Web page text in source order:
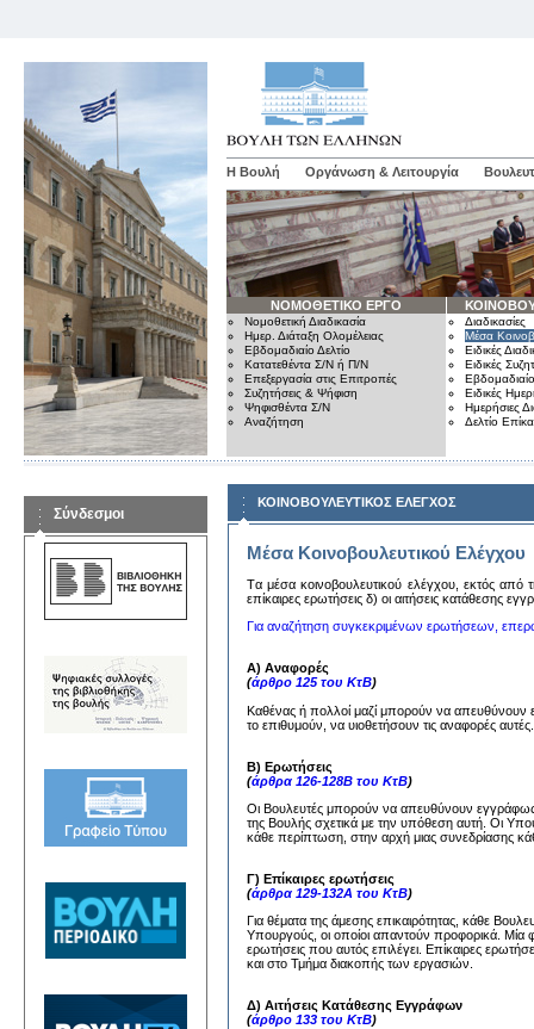
Η Βουλή Οργάνωση & Λειτουργία
ΝΟΜΟΘΕΤΙΚΟ ΕΡΓΟ
Νομοθετική Διαδικασία
Ημερ. Διάταξη Ολομέλειας
Εβδομαδιαίο Δελτίο
Κατατεθέντα Σ/Ν ή Π/Ν
Επεξεργασία στις Επιτροπές
Συζητήσεις & Ψήφιση
Ψηφισθέντα Σ/Ν
Αναζήτηση
Διαδικασίες
Μέσα
Ειδικές
Ειδικές
Εβδομαδιαίο
Ειδικές
Ημερήσιες
Δελτίο
Σύνδεσμοι
ΚΟΙΝΟΒΟΥΛΕΥΤΙΚΟΣ ΕΛΕΓΧΟΣ
Μέσα Κοινοβουλευτικού Ελέγχου
Tα μέσα κoινoβoυλευτικoύ ελέγχoυ, εκτός από
επίκαιρες ερωτήσεις δ) oι αιτήσεις κατάθεσης
Για αναζήτηση συγκεκριμένων ερωτήσεων,
Α) Αναφορές
(άρθρο 125 του ΚτΒ)
Καθένας ή πολλοί μαζί μπορούν να
το επιθυμούν, να υιοθετήσουν τις αναφορές
Β) Ερωτήσεις
(άρθρα 126-128Β του ΚτΒ)
Οι Βουλευτές μπορούν να απευθύνουν
της Βουλής σχετικά με την υπόθεση αυτή. Οι
κάθε περίπτωση, στην αρχή μιας συνεδρίασης
Γ) Επίκαιρες ερωτήσεις
(άρθρα 129-132Α του ΚτΒ)
Για θέματα της άμεσης επικαιρότητας, κάθε
Υπουργούς, οι οποίοι απαντούν προφορικά. Μία
ερωτήσεις που αυτός επιλέγει. Επίκαιρες
και στο Τμήμα διακοπής των εργασιών.
Δ) Αιτήσεις Κατάθεσης Εγγράφων
(άρθρο 133 του ΚτΒ)